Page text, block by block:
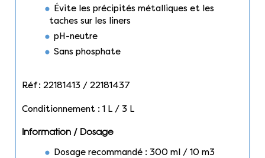
Évite les précipités métalliques et les
taches sur les liners
pH-neutre
Sans phosphate
Réf : 22181413 / 22181437
Conditionnement : 1 L / 3 L
Information / Dosage
Dosage recommandé : 300 ml / 10 m3